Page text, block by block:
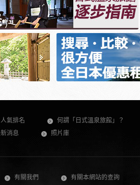
人氣排名
何謂「日式溫泉旅館」？
消息 照片庫
有關我們 有關本網站的查詢